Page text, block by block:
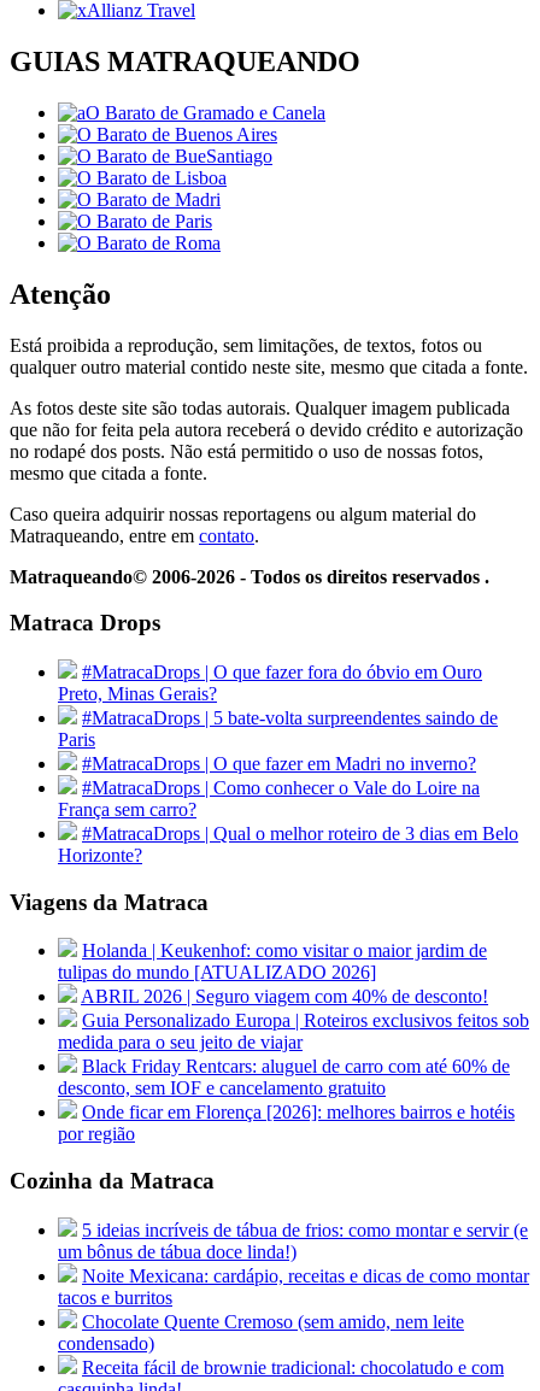
GUIAS MATRAQUEANDO
Atenção
Está proibida a reprodução, sem limitações, de textos, fotos ou
qualquer outro material contido neste site, mesmo que citada a fonte.
As fotos deste site são todas autorais. Qualquer imagem publicada
que não for feita pela autora receberá o devido crédito e autorização
no rodapé dos posts. Não está permitido o uso de nossas fotos,
mesmo que citada a fonte.
Caso queira adquirir nossas reportagens ou algum material do
Matraqueando, entre em contato.
Matraqueando© 2006-2026 - Todos os direitos reservados .
Matraca Drops
#MatracaDrops | O que fazer fora do óbvio em Ouro
Preto, Minas Gerais?
#MatracaDrops | 5 bate-volta surpreendentes saindo de
Paris
#MatracaDrops | O que fazer em Madri no inverno?
#MatracaDrops | Como conhecer o Vale do Loire na
França sem carro?
#MatracaDrops | Qual o melhor roteiro de 3 dias em Belo
Horizonte?
Viagens da Matraca
Holanda | Keukenhof: como visitar o maior jardim de
tulipas do mundo [ATUALIZADO 2026]
ABRIL 2026 | Seguro viagem com 40% de desconto!
Guia Personalizado Europa | Roteiros exclusivos feitos sob
medida para o seu jeito de viajar
Black Friday Rentcars: aluguel de carro com até 60% de
desconto, sem IOF e cancelamento gratuito
Onde ficar em Florença [2026]: melhores bairros e hotéis
por região
Cozinha da Matraca
5 ideias incríveis de tábua de frios: como montar e servir (e
um bônus de tábua doce linda!)
Noite Mexicana: cardápio, receitas e dicas de como montar
tacos e burritos
Chocolate Quente Cremoso (sem amido, nem leite
condensado)
Receita fácil de brownie tradicional: chocolatudo e com